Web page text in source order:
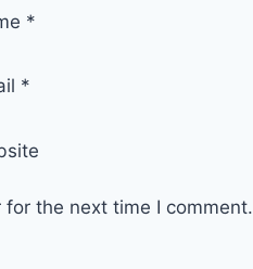
*
*
the next time I comment.